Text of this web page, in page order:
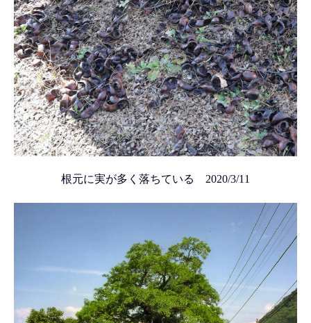
根元に実が多く落ちている 2020/3/11